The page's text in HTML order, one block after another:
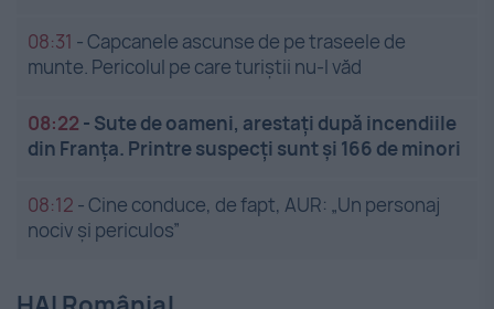
08:31 -Capcanele ascunse de pe traseele de
munte. Pericolul pe care turiștii nu-l văd
08:22 - Sute de oameni, arestați după incendiile
din Franța. Printre suspecți sunt și 166 de minori
08:12 -Cine conduce, de fapt, AUR: „Un personaj
nociv și periculos”